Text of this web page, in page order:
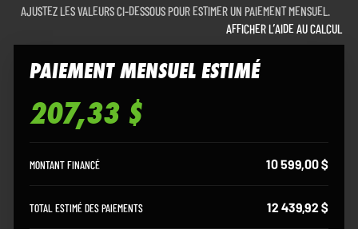
AJUSTEZ LES VALEURS CI-DESSOUS POUR ESTIMER UN PAIEMENT MENSUEL.
AFFICHER L’AIDE AU CALCUL
PAIEMENT MENSUEL ESTIMÉ
Paiement mensuel estimé
207,33 $
MONTANT FINANCÉ 10 599,00 $
TOTAL ESTIMÉ DES PAIEMENTS 12 439,92 $